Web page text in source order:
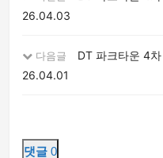
26.04.03
다음글
DT 파크타운 4
26.04.01
댓글 0